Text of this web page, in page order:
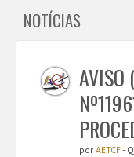
EE / Alunos
Cursos Profissionais
Bibliotecas
Media AETCF
Legislação
NOTÍCIAS
AVISO
por AETCF-